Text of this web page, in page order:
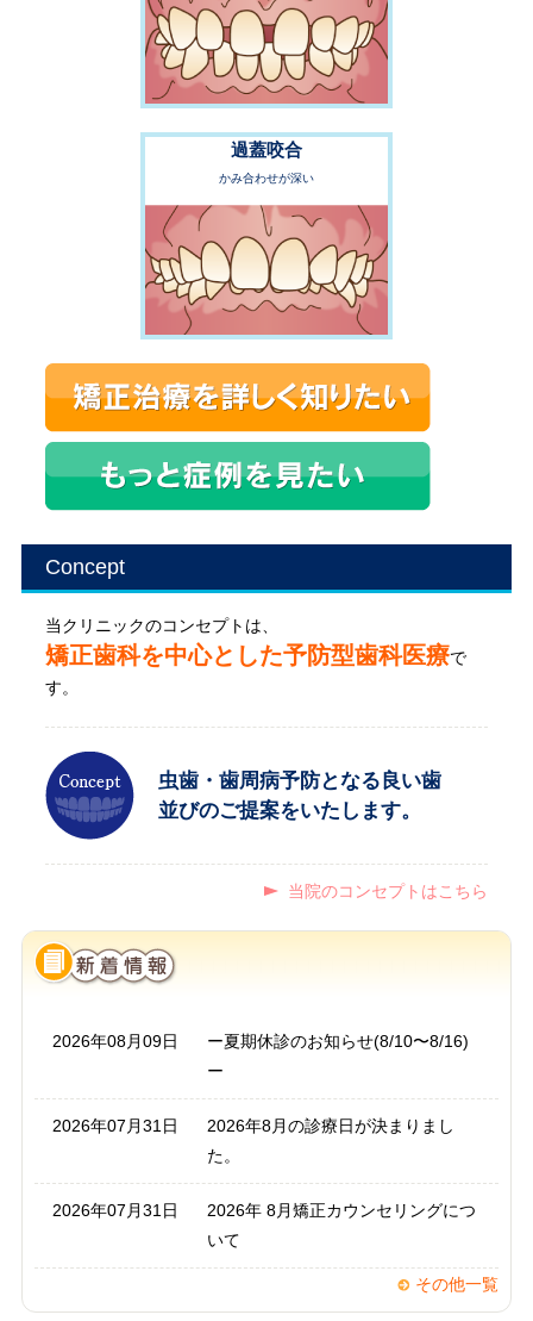
過蓋咬合
かみ合わせが深い
Concept
当クリニックのコンセプトは、
矯正歯科を中心とした予防型歯科医療で
す。
虫歯・歯周病予防となる良い歯
並びのご提案をいたします。
当院のコンセプトはこちら
2026年08月09日
ー夏期休診のお知らせ(8/10〜8/16)
ー
2026年07月31日
2026年8月の診療日が決まりまし
た。
2026年07月31日
2026年 8月矯正カウンセリングにつ
いて
その他一覧